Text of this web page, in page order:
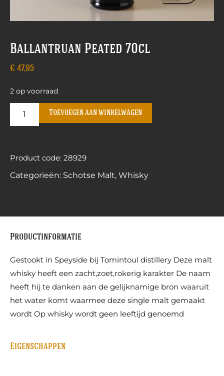
Ballantruan Peated 70cl
€ 47,95
2 op voorraad
Toevoegen aan winkelwagen
Product code: 28929
Categorieën: Schotse Malt, Whisky
Productinformatie
Gestookt in Speyside bij Tomintoul distillery Deze malt
whisky heeft een zacht,zoet,rokerig karakter De naam
heeft hij te danken aan de gelijknamige bron waaruit
het water komt waarmee deze single malt gemaakt
wordt Op whisky wordt geen leeftijd genoemd
Eigenschappen